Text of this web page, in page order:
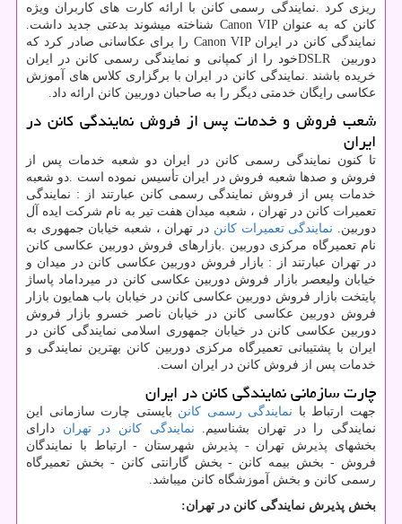
ریزی کرد .نمایندگی رسمی کانن با ارائه کارت های کاربران ویژه
کانن که به عنوان Canon VIP شناخته میشوند بدعتی جدید داشت.
نمایندگی کانن در ایران Canon VIP را برای عکاسانی صادر کرد که
دوربین
DSLRخود را از کمپانی و نمایندگی رسمی کانن در ایران
خریده باشند.نمایندگی کانن در ایران با برگزاری کلاس‌ های آموزش
عکاسی رایگان خدمتی دیگر را به صاحبان دوربین کانن ارائه داد.
شعب فروش و خدمات پس از فروش نمایندگی کانن در
ایران
تا کنون نمایندگی رسمی کانن در ایران دو شعبه خدمات پس از
فروش و صدها شعبه فروش در ایران تأسیس نموده است .دو شعبه
خدمات پس از فروش نمایندگی رسمی کانن عبارتند از : نمایندگی
تعمیرات کانن در تهران ، شعبه میدان هفت تیر به نام شرکت ایده آل
دوربین. نمایندگی تعمیرات کانن در تهران ، شعبه خیابان جمهوری به
نام تعمیرگاه مرکزی دوربین .بازارهای فروش دوربین عکاسی کانن
در تهران عبارتند از : بازار فروش دوربین عکاسی کانن در میدان و
خیابان ولیعصر بازار فروش دوربین عکاسی کانن در میرداماد پاساژ
پایتخت بازار فروش دوربین عکاسی کانن در خیابان باب همایون بازار
فروش دوربین عکاسی کانن در خیابان ناصر خسرو بازار فروش
دوربین عکاسی کانن در خیابان جمهوری اسلامی نمایندگی کانن در
ایران با پشتیبانی تعمیرگاه مرکزی دوربین کانن بهترین نمایندگی و
خدمات پس از فروش کانن در ایران است.
چارت سازمانی نمایندگی کانن در ایران
جهت ارتباط با نمایندگی رسمی کانن بایستی چارت سازمانی این
نمایندگی را در تهران بشناسیم. نمایندگی کانن در تهران دارای
بخشهای پذیرش تهران - پذیرش شهرستان - ارتباط با نمایندگان
فروش - بخش بیمه کانن - بخش گارانتی کانن - بخش تعمیرگاه
رسمی کانن و بخش آموزشگاه کانن میباشد.
بخش پذیرش نمایندگی کانن در تهران: